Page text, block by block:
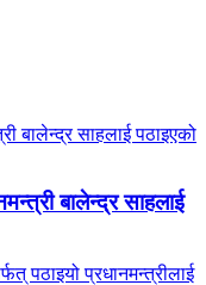
बालेन्द्र साहलाई